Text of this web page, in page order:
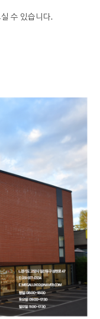
수 있습니다.